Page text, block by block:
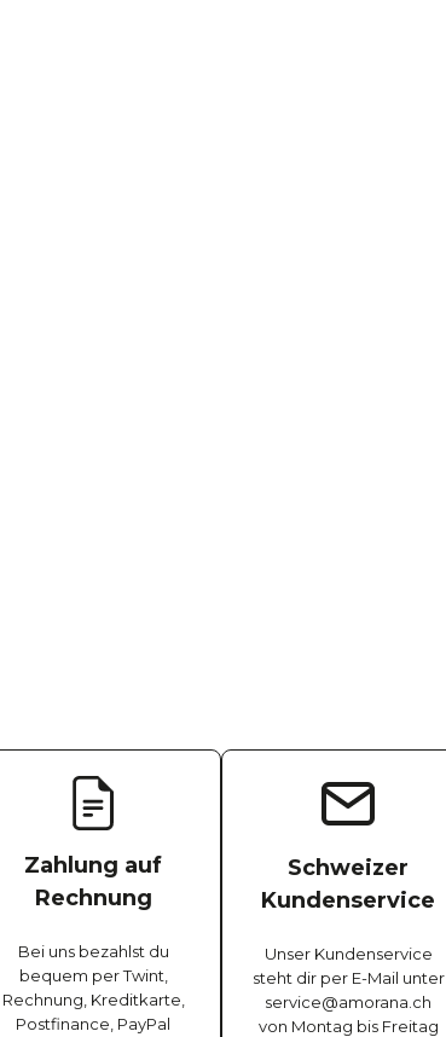
Zahlung auf
Rechnung
Bei uns bezahlst du
bequem per Twint,
Rechnung, Kreditkarte,
Postfinance, PayPal
Schweizer
Kundenservice
Unser Kundenservice
steht dir per E-Mail unter
service@amorana.ch
von Montag bis Freitag